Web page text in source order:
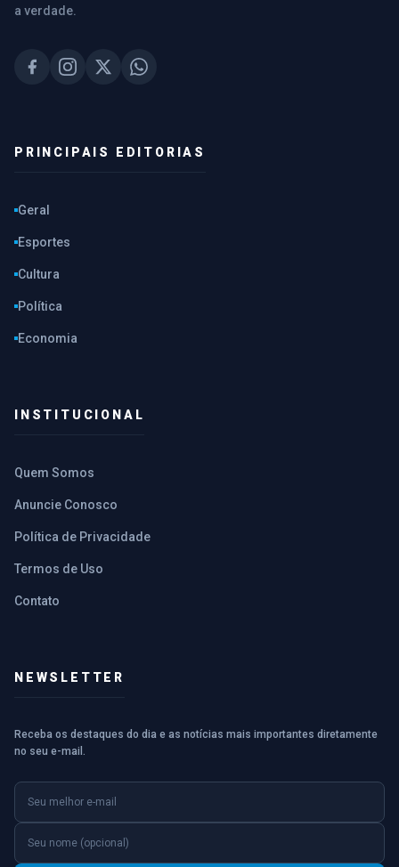
a verdade.
PRINCIPAIS EDITORIAS
Geral
Esportes
Cultura
Política
Economia
INSTITUCIONAL
Quem Somos
Anuncie Conosco
Política de Privacidade
Termos de Uso
Contato
NEWSLETTER
Receba os destaques do dia e as notícias mais importantes diretamente
no seu e-mail.
E-mail
Nome (opcional)